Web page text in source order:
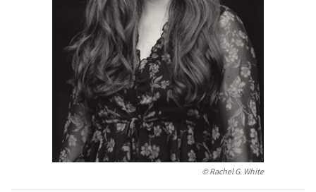
Technické vedy
Učebnice
Umenie a kultúra
Výchova a pedagogika
Young adult
Young adult (SK)
Zdravie a životný štýl
Všetky tituly
© Rachel G. White